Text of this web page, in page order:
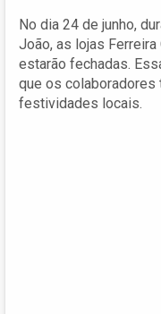
No dia 24 de junho,
João, as lojas Ferreira
estarão fechadas.
que os
festividades locais.